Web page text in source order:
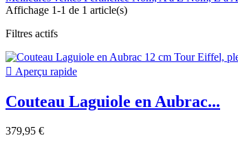
Affichage 1-1 de 1 article(s)
Filtres actifs
 Aperçu rapide
Couteau Laguiole en Aubrac...
379,95 €